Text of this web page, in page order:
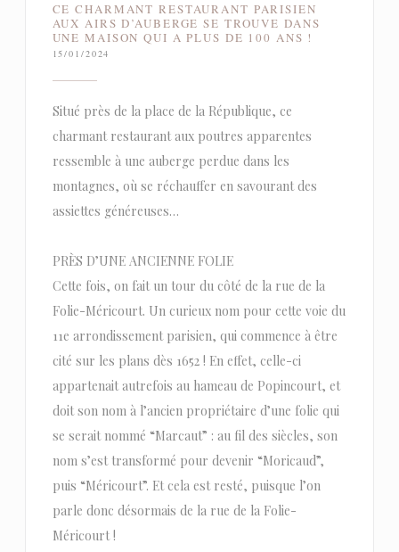
CE CHARMANT RESTAURANT PARISIEN
AUX AIRS D’AUBERGE SE TROUVE DANS
UNE MAISON QUI A PLUS DE 100 ANS !
15/01/2024
Situé près de la place de la République, ce
charmant restaurant aux poutres apparentes
ressemble à une auberge perdue dans les
montagnes, où se réchauffer en savourant des
assiettes généreuses…
PRÈS D’UNE ANCIENNE FOLIE
Cette fois, on fait un tour du côté de la rue de la
Folie-Méricourt. Un curieux nom pour cette voie du
11e arrondissement parisien, qui commence à être
cité sur les plans dès 1652 ! En effet, celle-ci
appartenait autrefois au hameau de Popincourt, et
doit son nom à l’ancien propriétaire d’une folie qui
se serait nommé “Marcaut” : au fil des siècles, son
nom s’est transformé pour devenir “Moricaud”,
puis “Méricourt”. Et cela est resté, puisque l’on
parle donc désormais de la rue de la Folie-
Méricourt !